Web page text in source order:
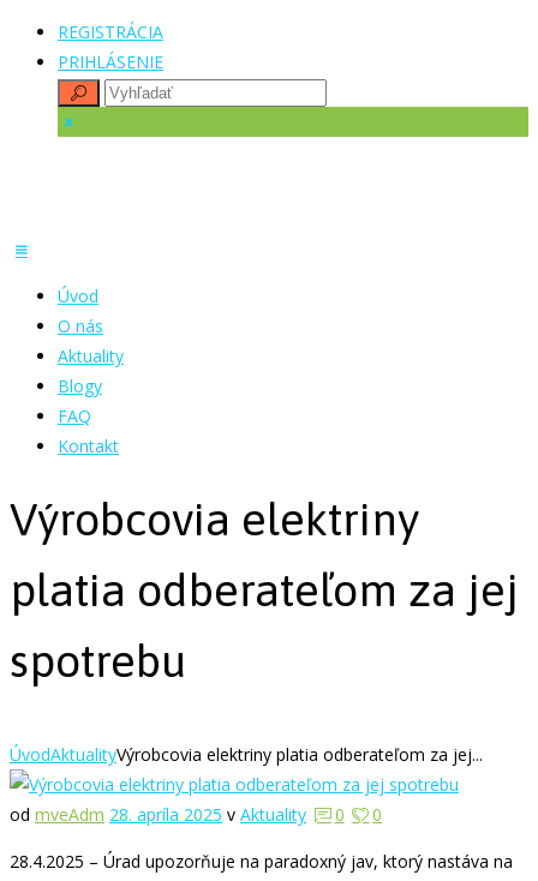
REGISTRÁCIA
PRIHLÁSENIE
Úvod
O nás
Aktuality
Blogy
FAQ
Kontakt
Výrobcovia elektriny
platia odberateľom za jej
spotrebu
ÚvodAktualityVýrobcovia elektriny platia odberateľom za jej...
od mveAdm 28. apríla 2025 v Aktuality 0 0
28.4.2025 – Úrad upozorňuje na paradoxný jav, ktorý nastáva na